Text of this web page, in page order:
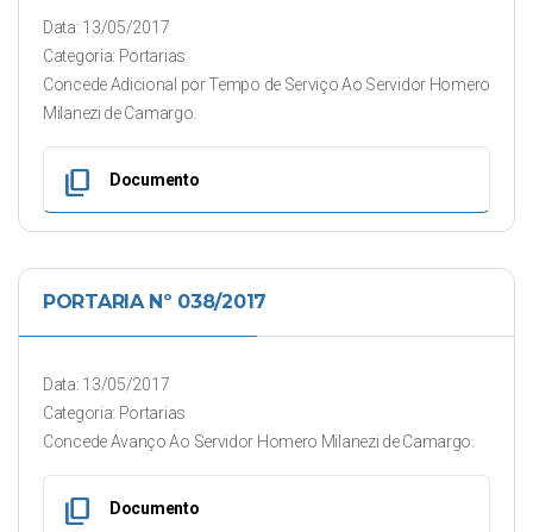
Data: 13/05/2017
Categoria: Portarias
Concede Adicional por Tempo de Serviço Ao Servidor Homero
Milanezi de Camargo.
content_copy Documento
PORTARIA Nº 038/2017
Data: 13/05/2017
Categoria: Portarias
Concede Avanço Ao Servidor Homero Milanezi de Camargo.
content_copy Documento